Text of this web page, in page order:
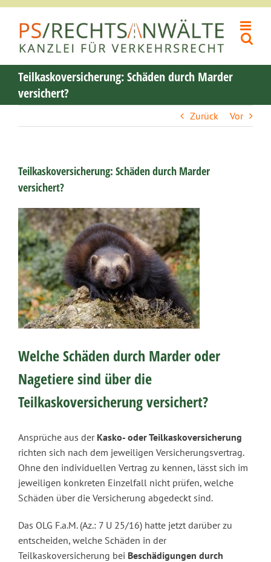
Inhalt
springen
Teilkaskoversicherung: Schäden durch Marder
versichert?
Zurück Vor
Teilkaskoversicherung: Schäden durch Marder
versichert?
Welche Schäden durch Marder oder
Nagetiere sind über die
Teilkaskoversicherung versichert?
Ansprüche aus der Kasko- oder Teilkaskoversicherung
richten sich nach dem jeweiligen Versicherungsvertrag.
Ohne den individuellen Vertrag zu kennen, lässt sich im
jeweiligen konkreten Einzelfall nicht prüfen, welche
Schäden über die Versicherung abgedeckt sind.
Das OLG F.a.M. (Az.: 7 U 25/16) hatte jetzt darüber zu
entscheiden, welche Schäden in der
Teilkaskoversicherung bei Beschädigungen durch